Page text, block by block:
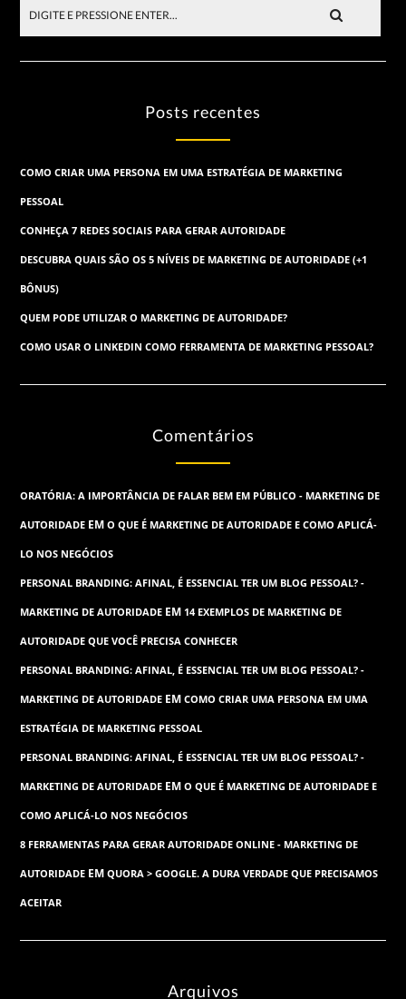
Posts recentes
COMO CRIAR UMA PERSONA EM UMA ESTRATÉGIA DE MARKETING
PESSOAL
CONHEÇA 7 REDES SOCIAIS PARA GERAR AUTORIDADE
DESCUBRA QUAIS SÃO OS 5 NÍVEIS DE MARKETING DE AUTORIDADE (+1
BÔNUS)
QUEM PODE UTILIZAR O MARKETING DE AUTORIDADE?
COMO USAR O LINKEDIN COMO FERRAMENTA DE MARKETING PESSOAL?
Comentários
ORATÓRIA: A IMPORTÂNCIA DE FALAR BEM EM PÚBLICO - MARKETING DE
AUTORIDADE EMO QUE É MARKETING DE AUTORIDADE E COMO APLICÁ-
LO NOS NEGÓCIOS
PERSONAL BRANDING: AFINAL, É ESSENCIAL TER UM BLOG PESSOAL? -
MARKETING DE AUTORIDADE EM 14 EXEMPLOS DE MARKETING DE
AUTORIDADE QUE VOCÊ PRECISA CONHECER
PERSONAL BRANDING: AFINAL, É ESSENCIAL TER UM BLOG PESSOAL? -
MARKETING DE AUTORIDADE EMCOMO CRIAR UMA PERSONA EM UMA
ESTRATÉGIA DE MARKETING PESSOAL
PERSONAL BRANDING: AFINAL, É ESSENCIAL TER UM BLOG PESSOAL? -
MARKETING DE AUTORIDADE EMO QUE É MARKETING DE AUTORIDADE E
COMO APLICÁ-LO NOS NEGÓCIOS
8 FERRAMENTAS PARA GERAR AUTORIDADE ONLINE - MARKETING DE
AUTORIDADE EMQUORA > GOOGLE. A DURA VERDADE QUE PRECISAMOS
ACEITAR
Arquivos